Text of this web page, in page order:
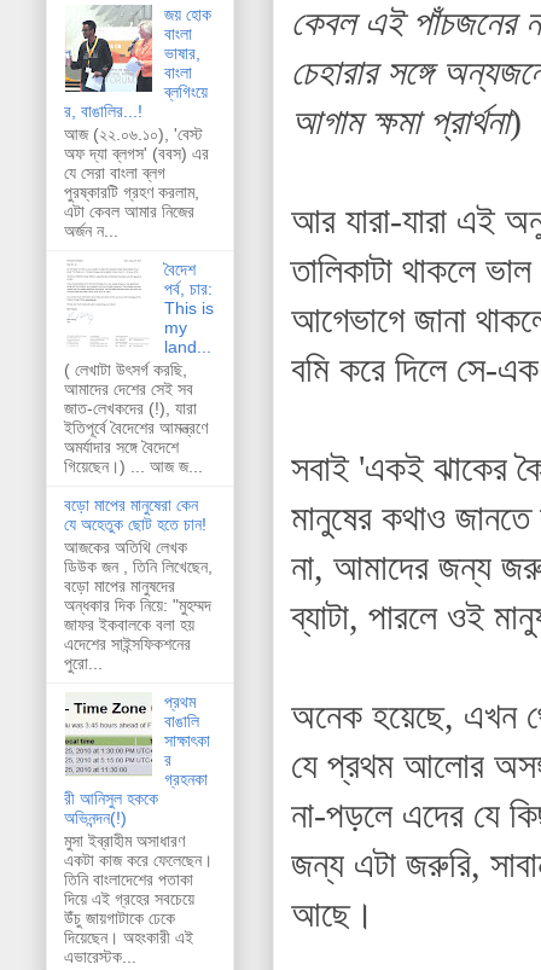
কেবল এই পাঁচজনের
চেহারার সঙ্গে
আগাম ক্ষমা প্রার্থনা)
আর যারা-যারা এই
তালিকাটা থাকলে
আগেভাগে জানা
বমি করে দিলে সে-এক
সবাই 'একই ঝাকের
মানুষের কথাও
না, আমাদের জন্য
ব্যাটা, পারলে ওই
অনেক হয়েছে, এখন
যে প্রথম আলোর
না-পড়লে এদের যে
জন্য এটা জরুরি,
আছে।
জয় হোক
বাংলা
ভাষার,
বাংলা
ব্লগিংয়ে
র, বাঙালির...!
আজ (২২.০৬.১০), 'বেস্ট
অফ দ্যা ব্লগস' (ববস) এর
যে সেরা বাংলা ব্লগ
পুরষ্কারটি গ্রহণ করলাম,
এটা কেবল আমার নিজের
অর্জন ন...
বৈদেশ
পর্ব, চার:
This is
my
land...
( লেখাটা উৎসর্গ করছি,
আমাদের দেশের সেই সব
জাত-লেখকদের (!), যারা
ইতিপূর্বে বৈদেশের আমন্ত্রণে
অমর্যাদার সঙ্গে বৈদেশে
গিয়েছেন।) ... আজ জ...
বড়ো মাপের মানুষেরা কেন
যে অহেতুক ছোট হতে চান!
আজকের অতিথি লেখক
ডিউক জন , তিনি লিখেছেন,
বড়ো মাপের মানুষদের
অন্ধকার দিক নিয়ে: "মুহম্মদ
জাফর ইকবালকে বলা হয়
এদেশের সাইন্সফিকশনের
পুরো...
প্রথম
বাঙালি
সাক্ষাৎকা
র
গ্রহনকা
রী আনিসুল হককে
অভিনন্দন(!)
মুসা ইব্রাহীম অসাধারণ
একটা কাজ করে ফেলেছেন।
তিনি বাংলাদেশের পতাকা
দিয়ে এই গ্রহের সবচেয়ে
উঁচু জায়গাটাকে ঢেকে
দিয়েছেন। অহংকারী এই
এভারেস্টক...